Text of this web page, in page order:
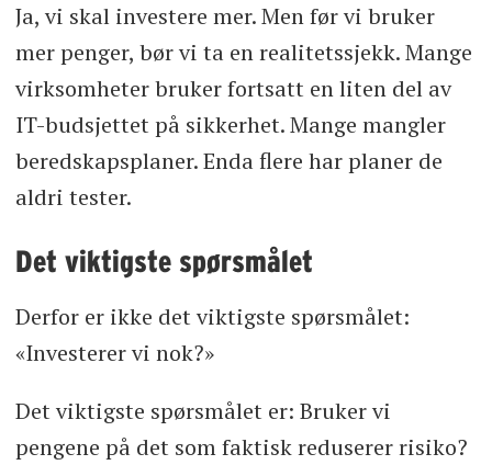
Ja, vi skal investere mer. Men før vi bruker
mer penger, bør vi ta en realitetssjekk. Mange
virksomheter bruker fortsatt en liten del av
IT-budsjettet på sikkerhet. Mange mangler
beredskapsplaner. Enda flere har planer de
aldri tester.
Det viktigste spørsmålet
Derfor er ikke det viktigste spørsmålet:
«Investerer vi nok?»
Det viktigste spørsmålet er: Bruker vi
pengene på det som faktisk reduserer risiko?